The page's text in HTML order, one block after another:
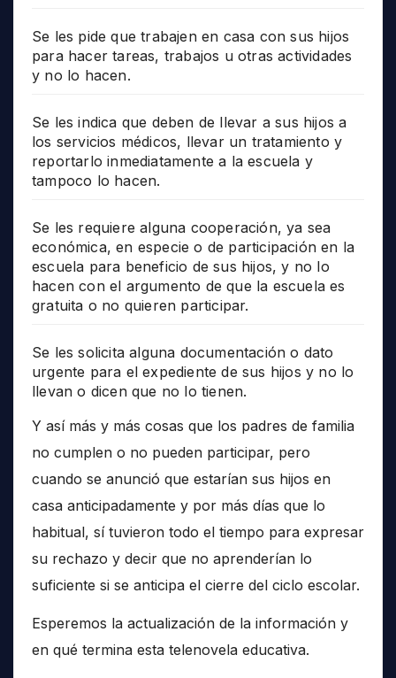
Se les pide que trabajen en casa con sus hijos
para hacer tareas, trabajos u otras actividades
y no lo hacen.
Se les indica que deben de llevar a sus hijos a
los servicios médicos, llevar un tratamiento y
reportarlo inmediatamente a la escuela y
tampoco lo hacen.
Se les requiere alguna cooperación, ya sea
económica, en especie o de participación en la
escuela para beneficio de sus hijos, y no lo
hacen con el argumento de que la escuela es
gratuita o no quieren participar.
Se les solicita alguna documentación o dato
urgente para el expediente de sus hijos y no lo
llevan o dicen que no lo tienen.
Y así más y más cosas que los padres de familia
no cumplen o no pueden participar, pero
cuando se anunció que estarían sus hijos en
casa anticipadamente y por más días que lo
habitual, sí tuvieron todo el tiempo para expresar
su rechazo y decir que no aprenderían lo
suficiente si se anticipa el cierre del ciclo escolar.
Esperemos la actualización de la información y
en qué termina esta telenovela educativa.